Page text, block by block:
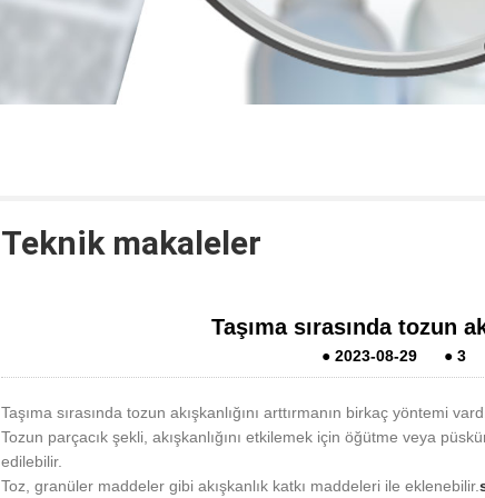
Teknik makaleler
Taşıma sırasında tozun
●2023-08-29 ●3
Taşıma sırasında tozun akışkanlığını arttırmanın birkaç yöntemi
Tozun parçacık şekli, akışkanlığını etkilemek için öğütme veya
edilebilir.
Toz, granüler maddeler gibi akışkanlık katkı maddeleri ile eklenebilir.